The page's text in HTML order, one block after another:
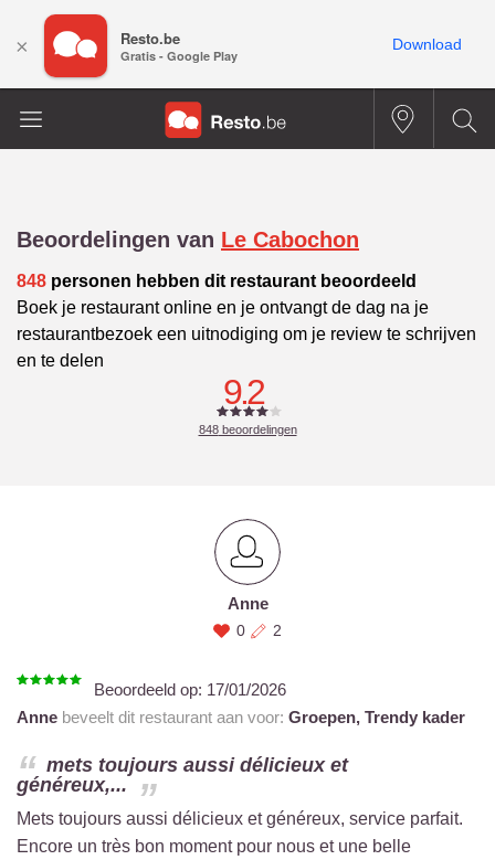
Beoordelingen van Le Cabochon
848 personen hebben dit restaurant beoordeeld
Boek je restaurant online en je ontvangt de dag na je
restaurantbezoek een uitnodiging om je review te schrijven
en te delen
9.2
848beoordelingen
Anne
0 2
Beoordeeld op: 17/01/2026
Anne beveelt dit restaurant aan voor: Groepen, Trendy kader
mets toujours aussi délicieux et
généreux,...
Mets toujours aussi délicieux et généreux, service parfait.
Encore un très bon moment pour nous et une belle
× Resto.be
Gratis - Google Play
Download